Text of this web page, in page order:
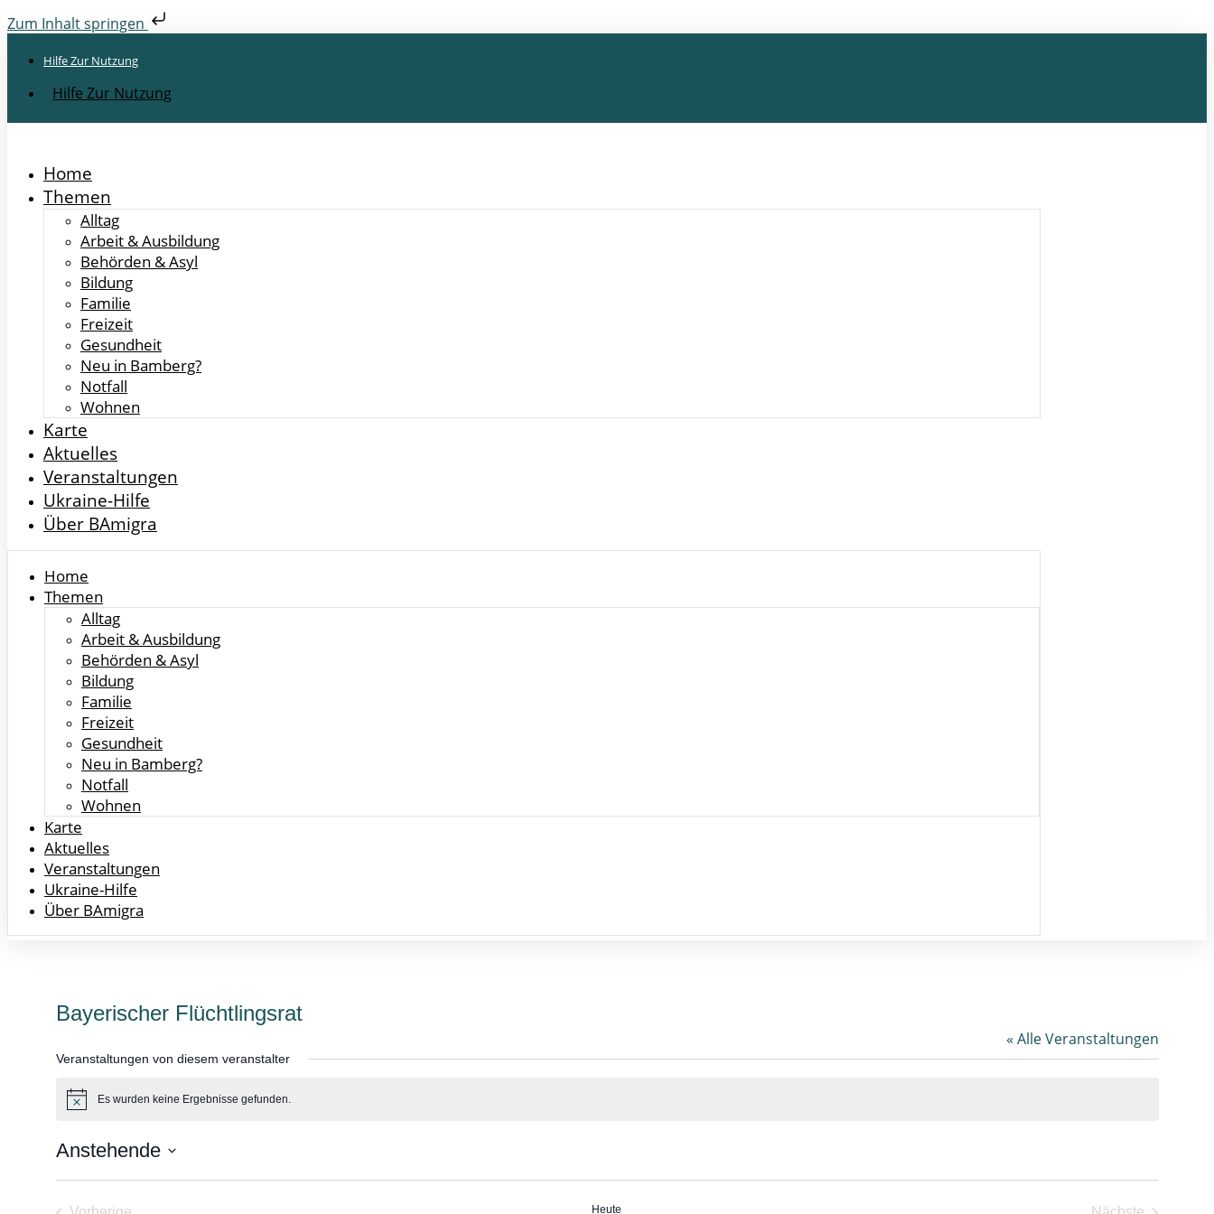
Zum Inhalt springen
Hilfe Zur Nutzung
Hilfe Zur Nutzung
Home
Themen
Alltag
Arbeit & Ausbildung
Behörden & Asyl
Bildung
Familie
Freizeit
Gesundheit
Neu in Bamberg?
Notfall
Wohnen
Karte
Aktuelles
Veranstaltungen
Ukraine-Hilfe
Über BAmigra
Home
Themen
Alltag
Arbeit & Ausbildung
Behörden & Asyl
Bildung
Familie
Freizeit
Gesundheit
Neu in Bamberg?
Notfall
Wohnen
Karte
Aktuelles
Veranstaltungen
Ukraine-Hilfe
Über BAmigra
Bayerischer Flüchtlingsrat
« Alle Veranstaltungen
Veranstaltungen von diesem veranstalter
HinweisEs wurden keine Ergebnisse gefunden.
Anstehende
Heute